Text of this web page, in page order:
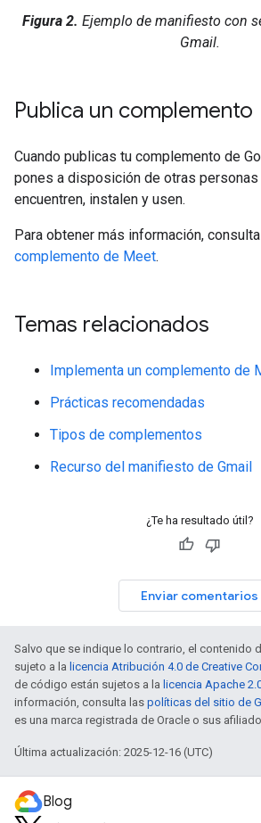
Figura 2. Ejemplo de manifiesto con
Gmail.
Publica un complemento
Cuando publicas tu complemento de
pones a disposición de otras personas
encuentren, instalen y usen.
Para obtener más información, consulta
complemento de Meet.
Temas relacionados
Implementa un complemento de
Prácticas recomendadas
Tipos de complementos
Recurso del manifiesto de Gmail
¿Te ha resultado útil?
Enviar comentarios
Salvo que se indique lo contrario, el contenido
sujeto a la licencia Atribución 4.0 de Creative
de código están sujetos a la licencia Apache
información, consulta las políticas del sitio de
es una marca registrada de Oracle o sus
Última actualización: 2025-12-16 (UTC)
Blog